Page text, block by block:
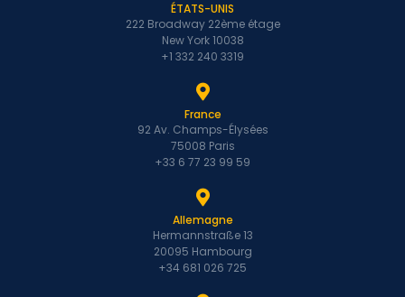
ÉTATS-UNIS
222 Broadway 22ème étage
New York 10038
+1 332 240 3319
France
92 Av. Champs-Élysées
75008 Paris
+33 6 77 23 99 59
Allemagne
Hermannstraße 13
20095 Hambourg
+34 681 026 725